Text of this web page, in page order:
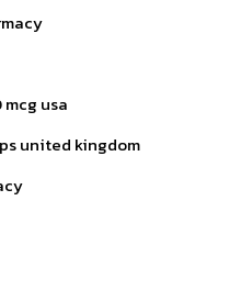
usa
united kingdom